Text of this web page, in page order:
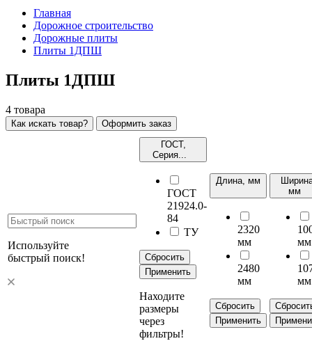
Главная
Дорожное строительство
Дорожные плиты
Плиты 1ДПШ
Плиты 1ДПШ
4 товара
Как искать товар? Оформить заказ
Используйте
быстрый поиск!
ГОСТ,
Серия...
ГОСТ
21924.0-
84
ТУ
Сбросить
Применить
Находите
размеры
через
фильтры!
Длина, мм
2320
мм
2480
мм
Сбросить
Применить
мм
мм
мм